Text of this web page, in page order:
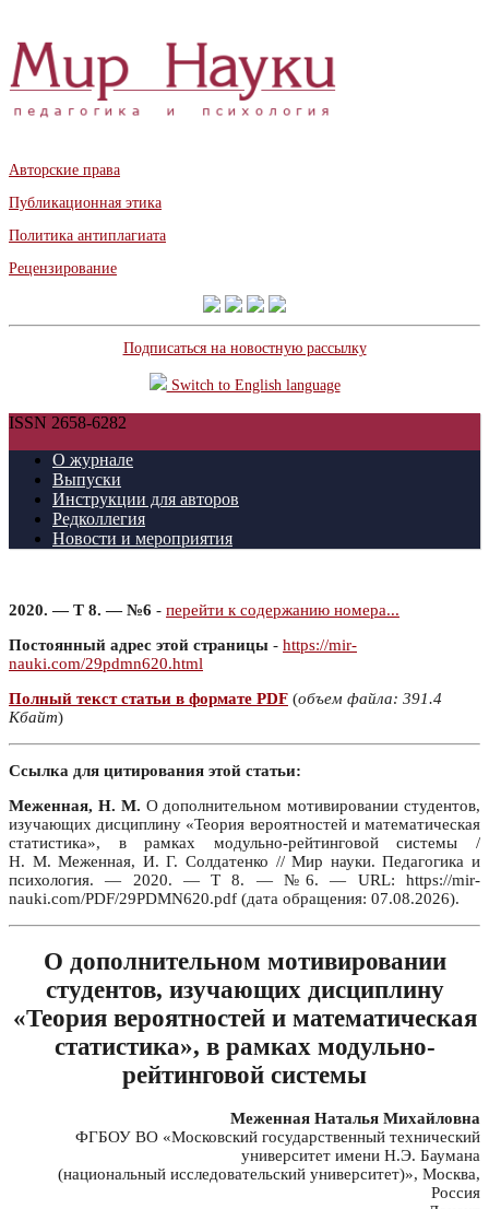
Авторские права
Публикационная этика
Политика антиплагиата
Рецензирование
Подписаться на новостную рассылку
Switch to English language
ISSN 2658-6282
О журнале
Выпуски
Инструкции для авторов
Редколлегия
Новости и мероприятия
2020. — Т 8. — №6 - перейти к содержанию номера...
Постоянный адрес этой страницы - https://mir-
nauki.com/29pdmn620.html
Полный текст статьи в формате PDF (объем файла: 391.4
Кбайт)
Ссылка для цитирования этой статьи:
Меженная, Н. М. О дополнительном мотивировании студентов,
изучающих дисциплину «Теория вероятностей и математическая
статистика», в рамках модульно-рейтинговой системы /
Н. М. Меженная, И. Г. Солдатенко // Мир науки. Педагогика и
психология. — 2020. — Т 8. — №6. — URL: https://mir-
nauki.com/PDF/29PDMN620.pdf (дата обращения: 07.08.2026).
О дополнительном мотивировании
студентов, изучающих дисциплину
«Теория вероятностей и математическая
статистика», в рамках модульно-
рейтинговой системы
Меженная Наталья Михайловна
ФГБОУ ВО «Московский государственный технический
университет имени Н.Э. Баумана
(национальный исследовательский университет)», Москва,
Россия